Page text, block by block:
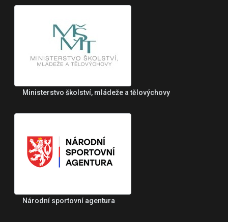
Ministerstvo školství, mládeže a tělovýchovy
Národní sportovní agentura